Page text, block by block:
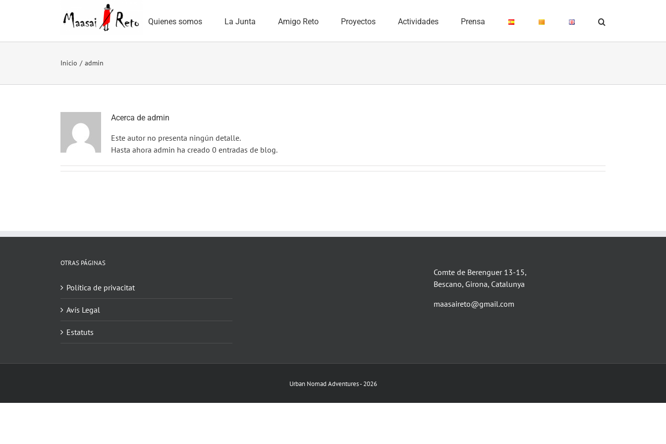
Quienes somos La Junta Amigo Reto Proyectos Actividades Prensa
Inicio / admin
Acerca de admin
Este autor no presenta ningún detalle.
Hasta ahora admin ha creado 0 entradas de blog.
OTRAS PÁGINAS
Política de privacitat
Avís Legal
Estatuts
Comte de Berenguer 13-15,
Bescano, Girona, Catalunya
maasaireto@gmail.com
Urban Nomad Adventures - 2026